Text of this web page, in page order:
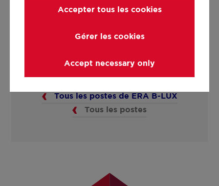
Temps plein
Postuler pour cet emploi
Tous les postes de ERA B-LUX
Tous les postes
Accepter tous les cookies
Gérer les cookies
Accept necessary only